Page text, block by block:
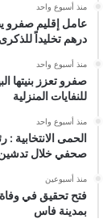
منذ أسبوع واحد
درهم تخليداً
منذ أسبوع واحد
صفرو تعزز بنيتها
للنفايات المنزلية
منذ أسبوع واحد
الحمى
صحفي خلال
منذ أسبوعين
فتح تحقيق في
بمدينة فاس